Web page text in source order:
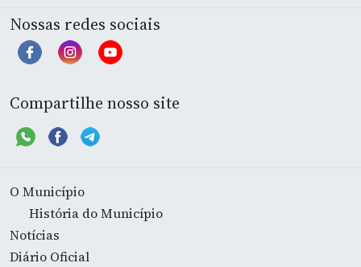
Nossas redes sociais
Compartilhe nosso site
O Município
História do Município
Notícias
Diário Oficial